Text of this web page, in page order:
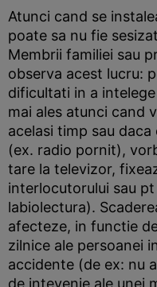
Atunci cand se
poate sa nu fie
Membrii familiei sau
observa acest lucru:
dificultati in a
mai ales atunci cand
acelasi timp sau
(ex. radio pornit),
tare la televizor,
interlocutorului sau
labiolectura).
afecteze, in functie
zilnice ale persoanei
accidente (de ex: nu
de intevenie ale unei